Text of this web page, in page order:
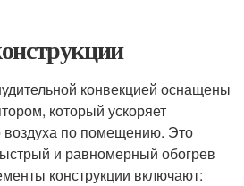
конвекцией оснащены
который ускоряет
воздуха по помещению. Это
и равномерный обогрев
конструкции включают: